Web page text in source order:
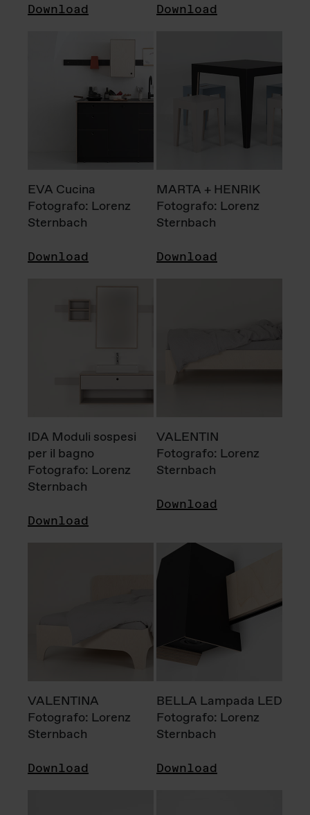
Download Download
EVA Cucina
Fotografo: Lorenz
Sternbach
Download
MARTA + HENRIK
Fotografo: Lorenz
Sternbach
Download
IDA Moduli sospesi
per il bagno
Fotografo: Lorenz
Sternbach
Download
VALENTIN
Fotografo: Lorenz
Sternbach
Download
VALENTINA
Fotografo: Lorenz
Sternbach
Download
BELLA Lampada LED
Fotografo: Lorenz
Sternbach
Download